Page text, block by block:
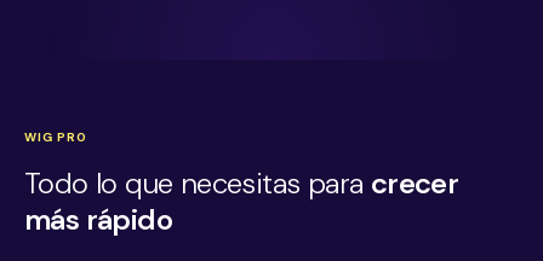
WIG PRO
Todo lo que necesitas para crecer
más rápido